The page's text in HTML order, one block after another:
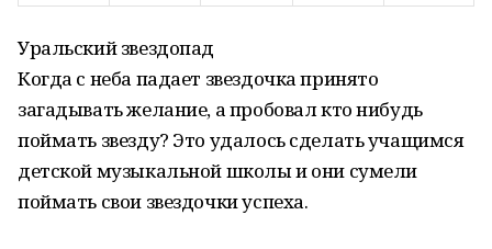
Уральский звездопад
Когда с неба падает звездочка принято
загадывать желание, а пробовал кто нибудь
поймать звезду? Это удалось сделать учащимся
детской музыкальной школы и они сумели
поймать свои звездочки успеха.